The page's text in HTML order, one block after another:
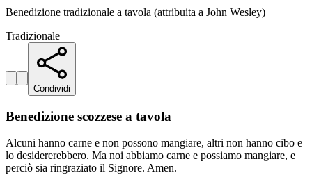
Benedizione tradizionale a tavola (attribuita a John Wesley)
Tradizionale
Condividi
Benedizione scozzese a tavola
Alcuni hanno carne e non possono mangiare, altri non hanno cibo e
lo desidererebbero. Ma noi abbiamo carne e possiamo mangiare, e
perciò sia ringraziato il Signore. Amen.